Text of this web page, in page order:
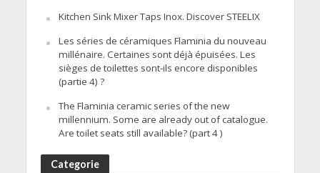
Kitchen Sink Mixer Taps Inox. Discover STEELIX
Les séries de céramiques Flaminia du nouveau
millénaire. Certaines sont déjà épuisées. Les
sièges de toilettes sont-ils encore disponibles
(partie 4) ?
The Flaminia ceramic series of the new
millennium. Some are already out of catalogue.
Are toilet seats still available? (part 4 )
Categorie